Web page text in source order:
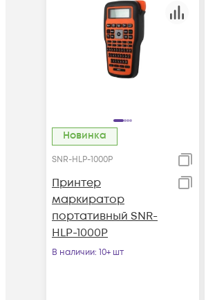
Новинка
SNR-HLP-1000P
Принтер
маркиратор
портативный SNR-
HLP-1000P
В наличии: 10+ шт